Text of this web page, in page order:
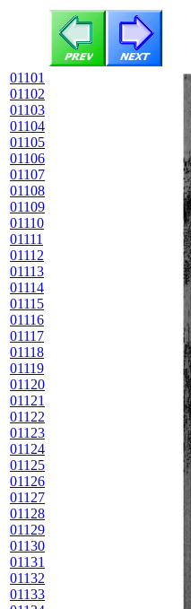
01101
01102
01103
01104
01105
01106
01107
01108
01109
01110
01111
01112
01113
01114
01115
01116
01117
01118
01119
01120
01121
01122
01123
01124
01125
01126
01127
01128
01129
01130
01131
01132
01133